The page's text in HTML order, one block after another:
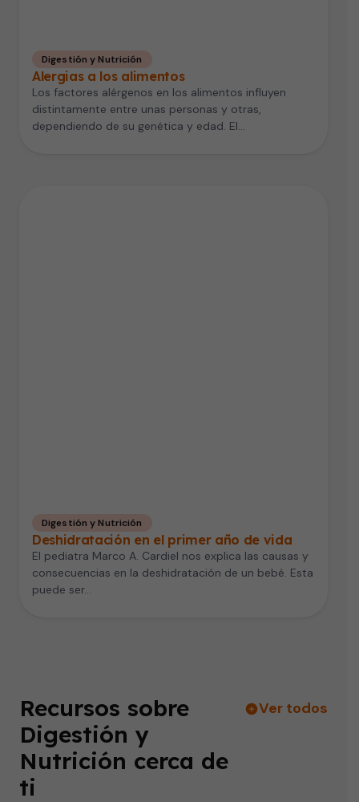
Digestión y Nutrición
Alergias a los alimentos
Los factores alérgenos en los alimentos influyen
distintamente entre unas personas y otras,
dependiendo de su genética y edad. El…
Digestión y Nutrición
Deshidratación en el primer año de vida
El pediatra Marco A. Cardiel nos explica las causas y
consecuencias en la deshidratación de un bebé. Esta
puede ser…
Recursos sobre
Digestión y
Nutrición cerca de
ti
Ver todos